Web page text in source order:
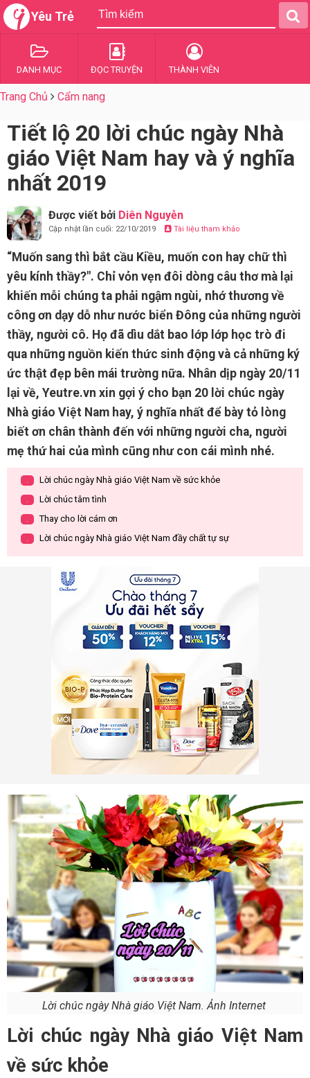
Yêu Trẻ
DANH MỤC ĐỌC TRUYỆN THÀNH VIÊN
Trang Chủ Cẩm nang
Tiết lộ 20 lời chúc ngày Nhà
giáo Việt Nam hay và ý nghĩa
nhất 2019
Được viết bởi Diên Nguyễn
Cập nhật lần cuối: 22/10/2019 Tài liệu tham khảo
“Muốn sang thì bắt cầu Kiều, muốn con hay chữ thì
yêu kính thầy?". Chỉ vỏn vẹn đôi dòng câu thơ mà lại
khiến mỗi chúng ta phải ngậm ngùi, nhớ thương về
công ơn dạy dỗ như nước biển Đông của những người
thầy, người cô. Họ đã dìu dắt bao lớp lớp học trò đi
qua những nguồn kiến thức sinh động và cả những ký
ức thật đẹp bên mái trường nữa. Nhân dịp ngày 20/11
lại về, Yeutre.vn xin gợi ý cho bạn 20 lời chúc ngày
Nhà giáo Việt Nam hay, ý nghĩa nhất để bày tỏ lòng
biết ơn chân thành đến với những người cha, người
mẹ thứ hai của mình cũng như con cái mình nhé.
. Lời chúc ngày Nhà giáo Việt Nam về sức khỏe
. Lời chúc tâm tình
. Thay cho lời cám ơn
. Lời chúc ngày Nhà giáo Việt Nam đầy chất tự sự
Lời chúc ngày Nhà giáo Việt Nam. Ảnh Internet
Lời chúc ngày Nhà giáo Việt Nam
về sức khỏe